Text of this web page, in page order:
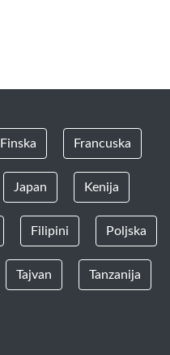
Finska Francuska
Japan Kenija
Filipini Poljska
Tajvan Tanzanija